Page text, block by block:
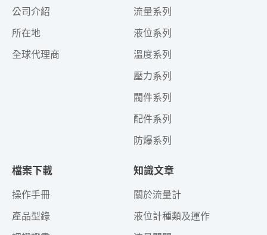
公司介紹
所在地
全球代理商
流量系列
液位系列
溫度系列
壓力系列
閥件系列
配件系列
防爆系列
檔案下載
操作手冊
產品型錄
知識文章
關於流量計
液位計種類及運作